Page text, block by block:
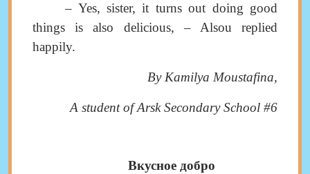
– Yes, sister,it turns out doing good
things is also delicious, – Alsou replied
happily.
By Kamilya Moustafina,
A student of Arsk Secondary School #6
Вкусное добро